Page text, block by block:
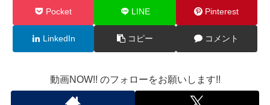
Pocket LINE Pinterest
LinkedIn コピー コメント
動画NOW!! のフォローをお願いします!!